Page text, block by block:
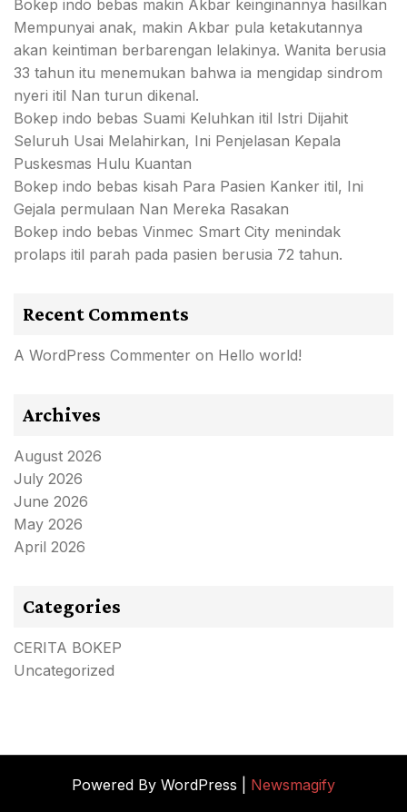
Bokep indo bebas makin Akbar keinginannya hasilkan
Mempunyai anak, makin Akbar pula ketakutannya
akan keintiman berbarengan lelakinya. Wanita berusia
33 tahun itu menemukan bahwa ia mengidap sindrom
nyeri itil Nan turun dikenal.
Bokep indo bebas Suami Keluhkan itil Istri Dijahit
Seluruh Usai Melahirkan, Ini Penjelasan Kepala
Puskesmas Hulu Kuantan
Bokep indo bebas kisah Para Pasien Kanker itil, Ini
Gejala permulaan Nan Mereka Rasakan
Bokep indo bebas Vinmec Smart City menindak
prolaps itil parah pada pasien berusia 72 tahun.
Recent Comments
A WordPress Commenter on Hello world!
Archives
August 2026
July 2026
June 2026
May 2026
April 2026
Categories
CERITA BOKEP
Uncategorized
Powered By WordPress | Newsmagify